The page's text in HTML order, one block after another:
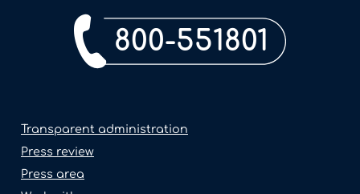
800-551801
Transparent administration
Press review
Press area